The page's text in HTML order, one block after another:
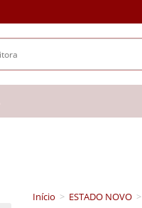
Início > ESTADO NOVO >